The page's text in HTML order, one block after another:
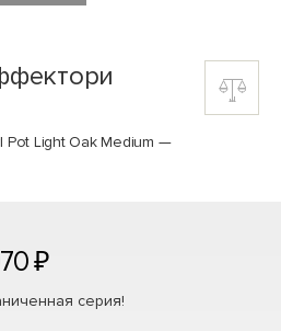
Light Oak Medium —
₽
серия!